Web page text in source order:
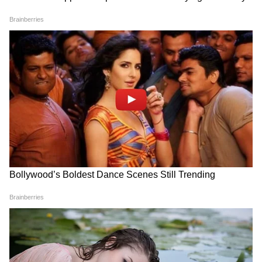
Related Articles
Claude AI vs ChatGPT: किस AI से कम मेहनत में हो
DOWNLOAD APP
नई तकनीक, AI अपडेट्स, साइबर सुरक्षा, स्मार्टफोन लॉन्च
और डिजिटल नवाचारों की आसान और स्पष्ट रिपोर्टिंग पाएं।
ट्रेंडिंग इंटरनेट टूल्स, ऐप फीचर्स और गैजेट रिव्यू समझने के
लिएTechnology News in Hindiसेक्शन पढ़ें। टेक
दुनिया की हर बड़ी खबर तेज़ और सही — केवल Asianet
News Hindi पर।